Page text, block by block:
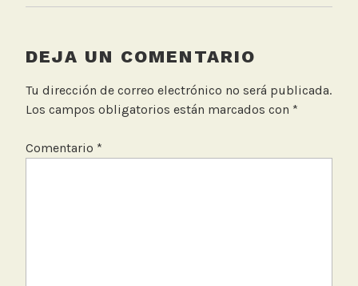
ó
C
a
i
DEJA UN COMENTARIO
Tu dirección de correo electrónico no será publicada.
Los campos obligatorios están marcados con *
Comentario *